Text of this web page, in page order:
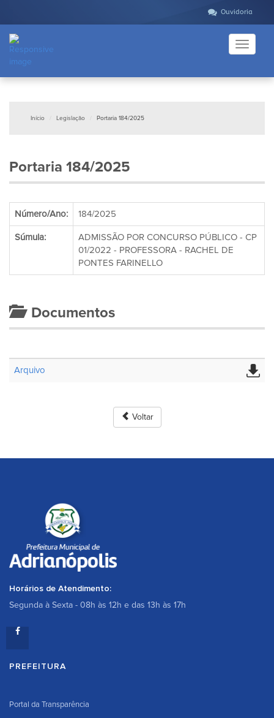
Ouvidoria
Toggle
Início Legislação Portaria 184/2025
Portaria 184/2025
Número/Ano: 184/2025
Súmula:
ADMISSÃO POR CONCURSO PÚBLICO - CP
01/2022 - PROFESSORA - RACHEL DE
PONTES FARINELLO
Documentos
Arquivo
Voltar
Horários de Atendimento:
Segunda à Sexta - 08h às 12h e das 13h às 17h
PREFEITURA
Portal da Transparência